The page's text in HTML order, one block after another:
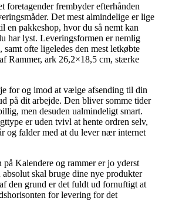
foretagender frembyder efterhånden
Det mest almindelige er lige
en pakkeshop, hvor du så nemt kan
har lyst. Leveringsformen er nemlig
ofte ligeledes den mest letkøbte
Rammer, ark 26,2×18,5 cm, stærke
for og imod at vælge afsending til din
på dit arbejde. Den bliver somme tider
men desuden ualmindeligt smart.
er uden tvivl at hente ordren selv,
og falder med at du lever nær internet
på Kalendere og rammer er jo yderst
absolut skal bruge dine nye produkter
den grund er det fuldt ud fornuftigt at
for levering for det